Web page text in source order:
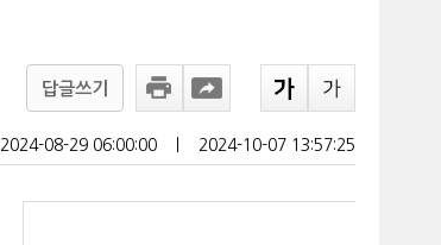
답글쓰기
2024-08-29 06:00:00 2024-10-07 13:57:25